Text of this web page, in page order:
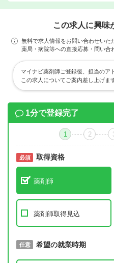
この求人に興味
無料で求人情報をお問い合わせいた
薬局・病院等への直接応募・問い合
マイナビ薬剤師ご登録後、担当のア
この求人についてご案内差し上げま
1分で登録完了
1 2
必須 取得資格
薬剤師
薬剤師取得見込
必須 取得予定年
任意 希望の就業時期